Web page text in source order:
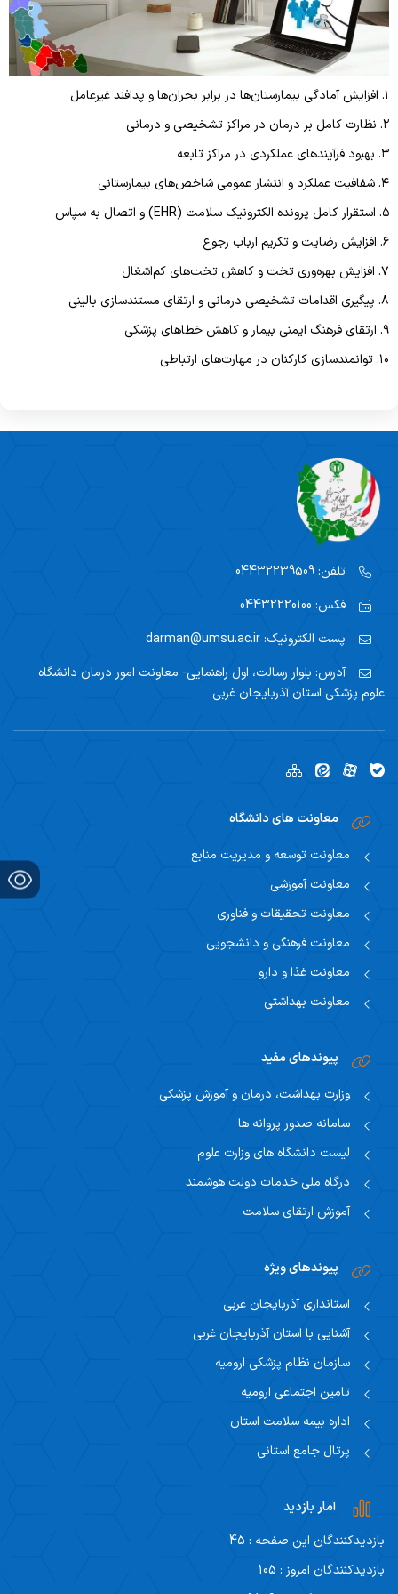
واحد سوء مصرف مواد
واحد بیماران خاص
پزشک خانواده و نظام ارجاع
اورژانس بیمارستانی
آمار و فناوری اطلاعات سلامت
مدیر طب سنتی و مکمل ها
واحد اعتبار بخشی مراکز درمانی
واحد امور دندانپزشکان
واحد رسیدگی به شکایات
امور فرهنگی
سیدالشهدا(ع)
رازی
زنان کوثر
چارت سازمانی
۱. افزایش آمادگی بیمارستان‌ها در برابر بحران‌ها و پدافند غیرعامل
۲. نظارت کامل بر درمان در مراکز تشخیصی و درمانی
۳. بهبود فرآیندهای عملکردی در مراکز تابعه
۴. شفافیت عملکرد و انتشار عمومی شاخص‌های بیمارستانی
۵. استقرار کامل پرونده الکترونیک سلامت (EHR) و اتصال به سپاس
۶. افزایش رضایت و تکریم ارباب رجوع
۷. افزایش بهره‌وری تخت و کاهش تخت‌های کم‌اشغال
۸. پیگیری اقدامات تشخیصی درمانی و ارتقای مستندسازی بالینی
۹. ارتقای فرهنگ ایمنی بیمار و کاهش خطاهای پزشکی
۱۰. توانمندسازی کارکنان در مهارت‌های ارتباطی
تلفن:
فکس:
پست الکترونیک:
آدرس: بلوار رسالت، اول راهنمایی- معاونت امور درمان دانشگاه
علوم پزشکی استان آذربایجان غربی
معاونت های دانشگاه
معاونت توسعه و مدیریت منابع
معاونت آموزشی
معاونت تحقیقات و فناوری
معاونت فرهنگی و دانشجویی
معاونت غذا و دارو
معاونت بهداشتی
پیوندهای مفید
وزارت بهداشت، درمان و آموزش پزشکی
سامانه صدور پروانه ها
لیست دانشگاه های وزارت علوم
درگاه ملی خدمات دولت هوشمند
آموزش ارتقای سلامت
پیوندهای ویژه
استانداری آذربایجان غربی
آشنایی با استان آذربایجان غربی
سازمان نظام پزشکی ارومیه
تامین اجتماعی ارومیه
اداره بیمه سلامت استان
پرتال جامع استانی
آمار بازدید
بازدیدکنندگان این صفحه : 45
بازدیدکنندگان امروز : 105